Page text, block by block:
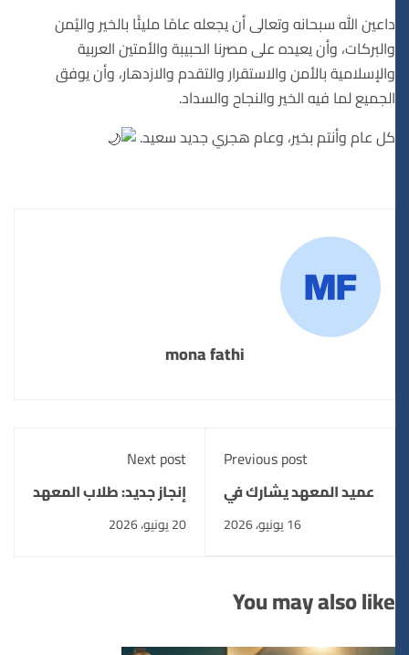
داعين الله سبحانه وتعالى أن يجعله عامًا مليئًا بالخير واليُمن
والبركات، وأن يعيده على مصرنا الحبيبة والأمتين العربية
والإسلامية بالأمن والاستقرار والتقدم والازدهار، وأن يوفق
الجميع لما فيه الخير والنجاح والسداد.
كل عام وأنتم بخير، وعام هجري جديد سعيد.
mona fathi
Previous post
عميد المعهد يشارك في
اجتماع اللجنة
التخطيطية لقطاع
16 يونيو، 2026
Next post
إنجاز جديد: طلاب المعهد
يحصدون المركز الأول
في مسابقة "Pharaohs
20 يونيو، 2026
You may also like